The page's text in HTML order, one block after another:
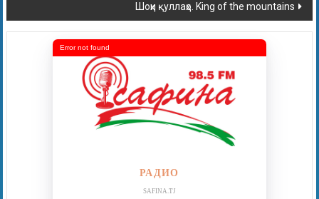
Шоҳи қуллаҳо. King of the mountains
РАДИО
SAFINA.TJ
Error not found